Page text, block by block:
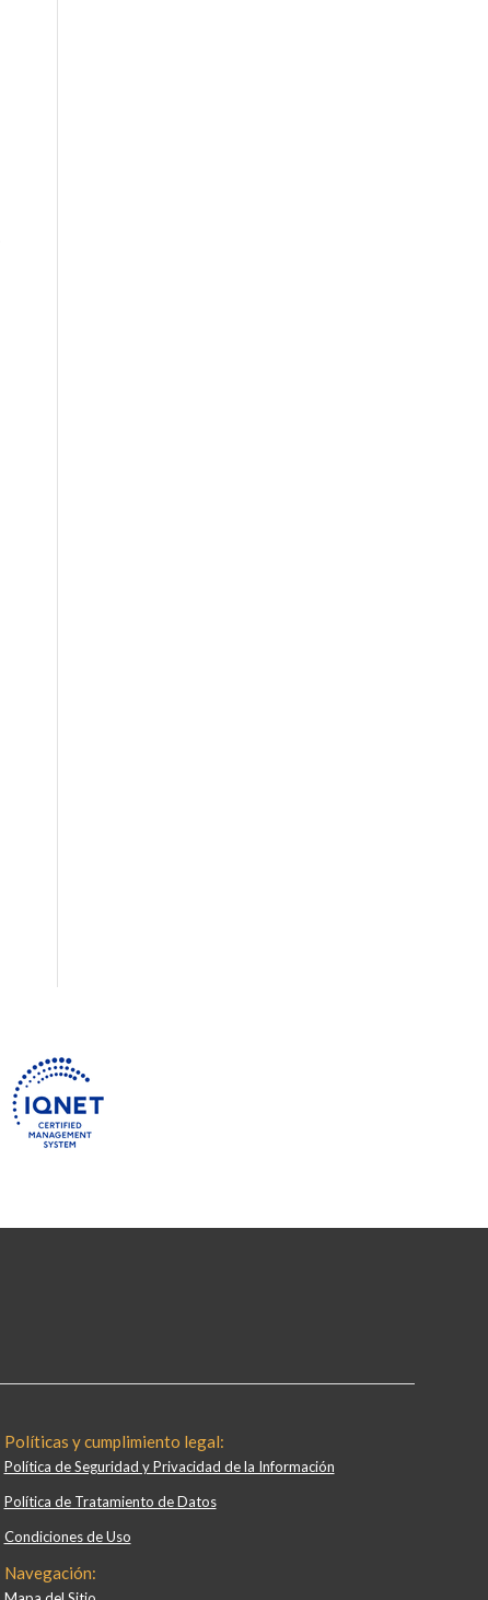
Políticas y cumplimiento legal:
Política de Seguridad y Privacidad de la Información
Política de Tratamiento de Datos
Condiciones de Uso
Navegación: